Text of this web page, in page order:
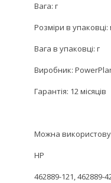
Вага: г
Розміри в упаковці:
Вага в упаковці: г
Виробник:
Гарантія: 12 місяців
Можна
HP
462889-121, 462889-